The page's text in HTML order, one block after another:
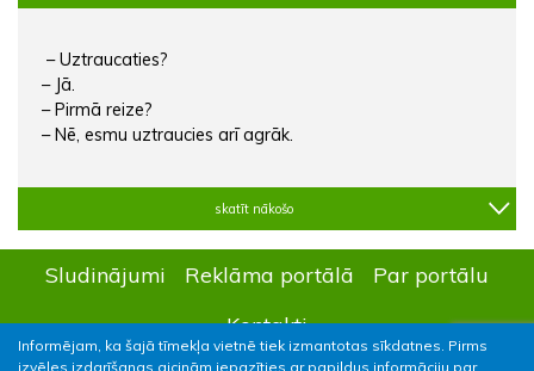
Informējam, ka šajā tīmekļa vietnē tiek izmantotas sīkdatnes. Pirms
izvēles izdarīšanas aicinām iepazīties ar papildus informāciju par
– Uztraucaties?
– Jā.
– Pirmā reize?
– Nē, esmu uztraucies arī agrāk.
skatīt nākošo
Sludinājumi Reklāma portālā
Par portālu
Kontakti